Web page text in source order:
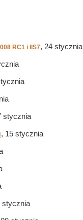
RC1 i IIS7, 24 stycznia
stycznia
, 15 stycznia
stycznia